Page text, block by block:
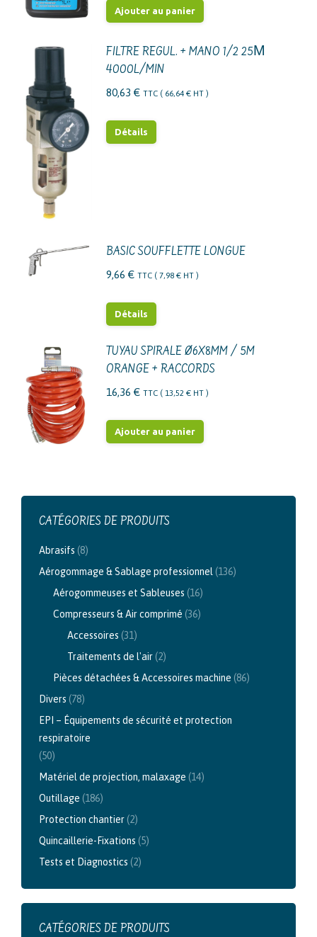
Ajouter au panier
FILTRE REGUL. + MANO 1/2 25Μ
4000L/MIN
80,63 € TTC ( 66,64 € HT )
Détails
BASIC SOUFFLETTE LONGUE
9,66 € TTC ( 7,98 € HT )
Détails
TUYAU SPIRALE Ø6X8MM / 5M
ORANGE + RACCORDS
16,36 € TTC ( 13,52 € HT )
Ajouter au panier
CATÉGORIES DE PRODUITS
Abrasifs (8)
Aérogommage & Sablage professionnel (136)
Aérogommeuses et Sableuses (16)
Compresseurs & Air comprimé (36)
Accessoires (31)
Traitements de l'air(2)
Pièces détachées & Accessoires machine (86)
Divers (78)
EPI – Équipements de sécurité et protection
respiratoire
(50)
Matériel de projection, malaxage (14)
Outillage (186)
Protection chantier(2)
Quincaillerie-Fixations (5)
Tests et Diagnostics (2)
CATÉGORIES DE PRODUITS